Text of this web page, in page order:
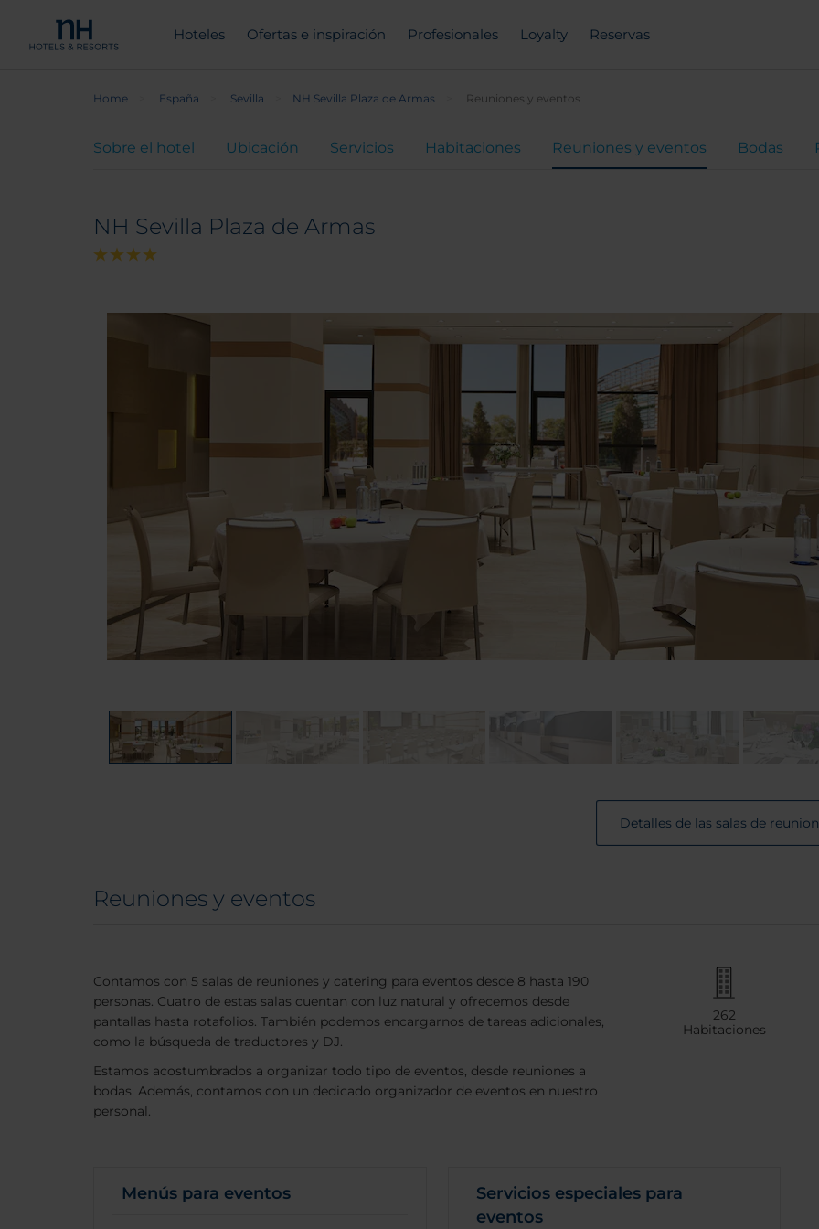
Hoteles Ofertas e inspiración Profesionales Loyalty Reservas
Home España Sevilla NH Sevilla Plaza de Armas Reuniones y eventos
Sobre el hotel Ubicación Servicios Habitaciones Reuniones y eventos Bodas
NH Sevilla Plaza de Armas
Detalles de las salas de
Reuniones y eventos
Contamos con 5 salas de reuniones y catering para eventos desde 8 hasta 190
personas. Cuatro de estas salas cuentan con luz natural y ofrecemos desde
pantallas hasta rotafolios. También podemos encargarnos de tareas adicionales,
como la búsqueda de traductores y DJ.
Estamos acostumbrados a organizar todo tipo de eventos, desde reuniones a
bodas. Además, contamos con un dedicado organizador de eventos en nuestro
personal.
262
Habitaciones
Menús para eventos
Servicios especiales para
eventos